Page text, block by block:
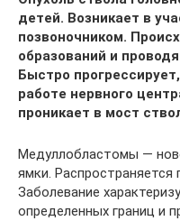
детей. Возникает в
позвоночником.
образований и
Быстро
работе нервного
проникает в мост
Медуллобластомы —
ямки.
Заболевание
определенных границ и